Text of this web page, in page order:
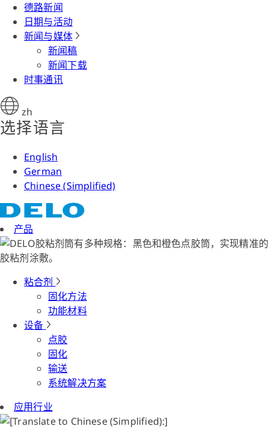
德路新闻
日期与活动
新闻与媒体
新闻稿
新闻下载
时事通讯
zh
选择语言
English
German
Chinese (Simplified)
产品
粘合剂
固化方法
功能材料
设备
点胶
固化
输送
系统解决方案
应用行业